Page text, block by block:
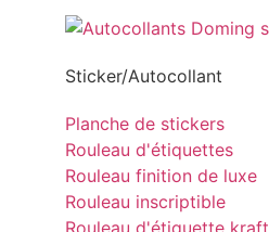
Sticker/Autocollant
Planche de stickers
Rouleau d'étiquettes
Rouleau finition de luxe
Rouleau inscriptible